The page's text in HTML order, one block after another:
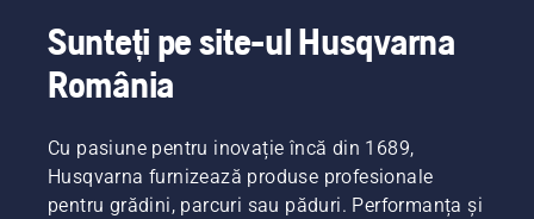
Sunteți pe site-ul Husqvarna
România
Cu pasiune pentru inovație încă din 1689,
Husqvarna furnizează produse profesionale
pentru grădini, parcuri sau păduri. Performanța și